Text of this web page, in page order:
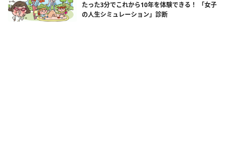
たった3分でこれから10年を体験できる！ 「女子
の人生シミュレーション」診断